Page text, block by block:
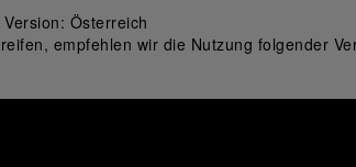
Österreich
empfehlen wir die Nutzung folgender